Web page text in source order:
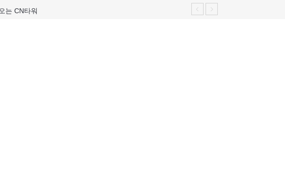
는 CN타워